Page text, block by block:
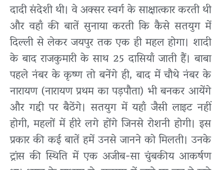
दादी संदेशी थी। वे अक्सर स्वर्ग के साक्षात्कार करती थी
और वहाँ की बातें सुनाया करती कि कैसे सतयुग में
दिल्ली से लेकर जयपुर तक एक ही महल होगा। शादी
के बाद राजकुमारी के साथ 25 दासियाँ जाती हैं। बाबा
पहले नंबर के कृष्ण तो बनेंगे ही, बाद में चौथे नंबर के
नारायण (नारायण प्रथम का पड़पौता) भी बनकर आयेंगे
और गद्दी पर बैठेंगे। सतयुग में यहाँ जैसी लाइट नहीं
होगी, महलों में हीरे लगे होंगे जिनसे रोशनी होगी। इस
प्रकार की कई बातें हमें उनसे जानने को मिलती। उनके
ट्रांस की स्थिति में एक अजीब-सा चुंबकीय आकर्षण